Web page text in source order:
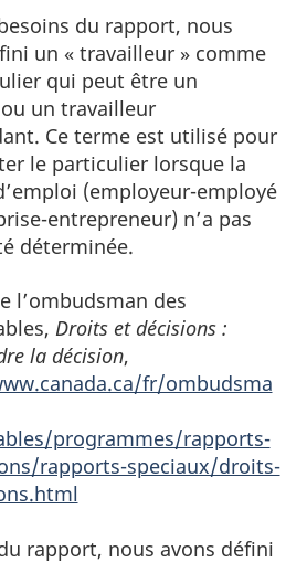
du rapport, nous
un « travailleur » comme
qui peut être un
un travailleur
Ce terme est utilisé pour
le particulier lorsque la
(employeur-employé
entrepreneur) n’a pas
déterminée.
de la note de bas de page
l’ombudsman des
Droits et décisions :
la décision,
fr/ombudsma
programmes/rapports-
rapports-speciaux/droits-
de la note de bas de page
rapport, nous avons défini
de la note de bas de page